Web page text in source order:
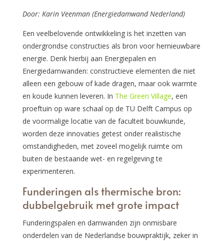
Door: Karin Veenman (Energiedamwand Nederland)
Een veelbelovende ontwikkeling is het inzetten van
ondergrondse constructies als bron voor hernieuwbare
energie. Denk hierbij aan Energiepalen en
Energiedamwanden: constructieve elementen die niet
alleen een gebouw of kade dragen, maar ook warmte
en koude kunnen leveren. In The Green Village, een
proeftuin op ware schaal op de TU Delft Campus op
de voormalige locatie van de faculteit bouwkunde,
worden deze innovaties getest onder realistische
omstandigheden, met zoveel mogelijk ruimte om
buiten de bestaande wet- en regelgeving te
experimenteren.
Funderingen als thermische bron:
dubbelgebruik met grote impact
Funderingspalen en damwanden zijn onmisbare
onderdelen van de Nederlandse bouwpraktijk, zeker in